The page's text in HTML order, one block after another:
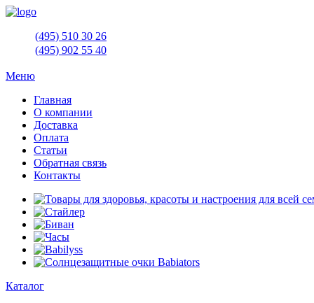
(495) 510 30 26
(495) 902 55 40
Меню
Главная
О компании
Доставка
Оплата
Статьи
Обратная связь
Контакты
Каталог